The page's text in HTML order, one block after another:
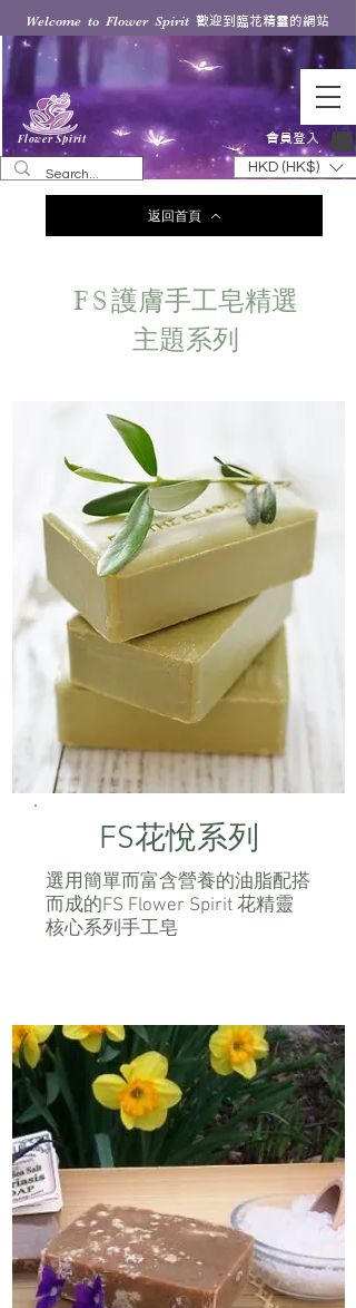
HKD (HK$)
Flower Spirit 會員登入
Welcome to Flower Spirit 歡迎到臨花精靈的網站
返回首頁
FS護膚手工皂精選
主題系列
FS花悅系列
選用簡單而富含營養的油脂配搭
而成的FS Flower Spirit 花精靈
核心系列手工皂